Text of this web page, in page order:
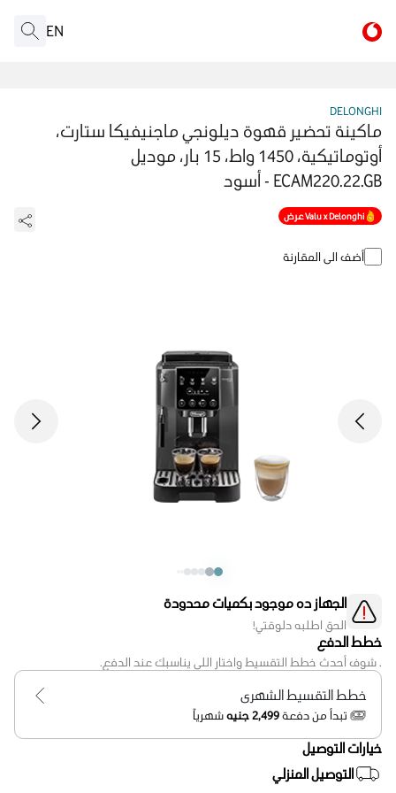
EN
DELONGHI
ماكينة تحضير قهوة ديلونجي ماجنيفيكا ستارت،
أوتوماتيكية، 1450 واط، 15 بار، موديل
ECAM220.22.GB - أسود
Valu x Delonghi عرض
أضف الى المقارنة
الجهاز ده موجود بكميات محدودة
الحق اطلبه دلوقتي!
خطط الدفع
. شوف أحدث خطط التقسيط واختار اللي يناسبك عند الدفع.
خطط التقسيط الشهرى
تبدأ من دفعة2,499 جنيه شهرياً
خيارات التوصيل
التوصيل المنزلي